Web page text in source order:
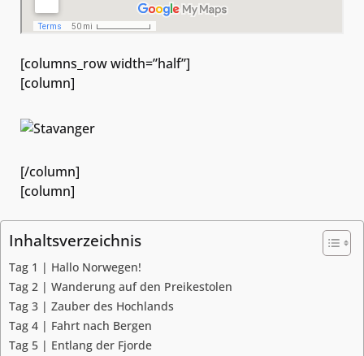
[columns_row width=”half”]
[column]
[/column]
[column]
Inhaltsverzeichnis
Tag 1 | Hallo Norwegen!
Tag 2 | Wanderung auf den Preikestolen
Tag 3 | Zauber des Hochlands
Tag 4 | Fahrt nach Bergen
Tag 5 | Entlang der Fjorde